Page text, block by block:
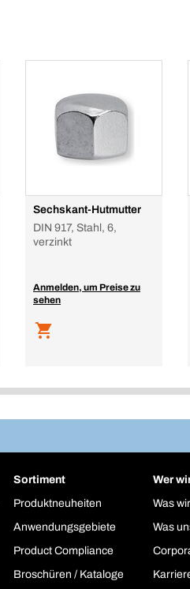
Sechskant-Hutmutter
DIN 917, Stahl, 6,
verzinkt
Anmelden, um Preise zu
sehen
Sortiment
Produktneuheiten
Anwendungsgebiete
Product Compliance
Broschüren / Kataloge
Wer
Was
Was